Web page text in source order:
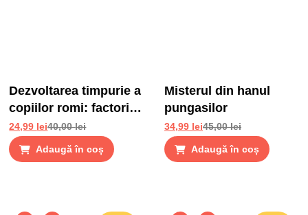
Dezvoltarea timpurie a
copiilor romi: factori
de risc si factori de
protectie
40,00lei
24,99 lei
Adaugă în coș
Misterul din hanul
pungasilor
45,00lei
34,99 lei
Adaugă în coș